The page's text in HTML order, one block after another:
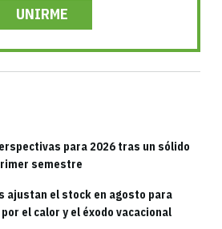
UNIRME
para 2026 tras un sólido
semestre
ajustan el stock en agosto para
el calor y el éxodo vacacional